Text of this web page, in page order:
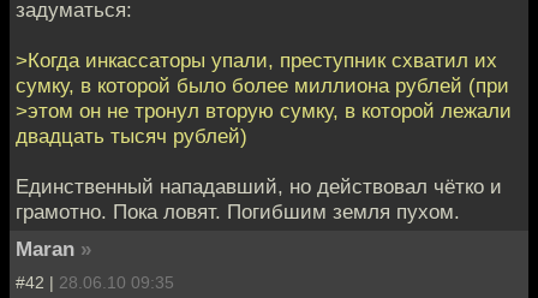
задуматься:
>Когда инкассаторы упали, преступник схватил их
сумку, в которой было более миллиона рублей (при
>этом он не тронул вторую сумку, в которой лежали
двадцать тысяч рублей)
Единственный нападавший, но действовал чётко и
грамотно. Пока ловят. Погибшим земля пухом.
Maran »
#42 | 28.06.10 09:35